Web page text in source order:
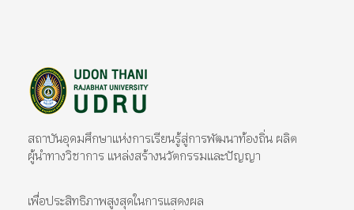
สถาบันอุดมศึกษาแห่งการเรียนรู้สู่การพัฒนาท้องถิ่น ผลิต
ผู้นำทางวิชาการ แหล่งสร้างนวัตกรรมและปัญญา
เพื่อประสิทธิภาพสูงสุดในการแสดงผล